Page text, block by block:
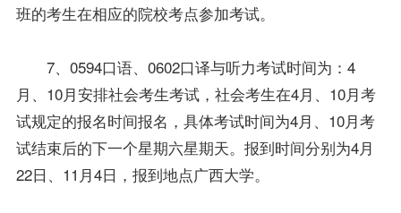
班的考生在相应的院校考点参加考试。
7、0594口语、0602口译与听力考试时间为：4
月、10月安排社会考生考试，社会考生在4月、10月考
试规定的报名时间报名，具体考试时间为4月、10月考
试结束后的下一个星期六星期天。报到时间分别为4月
22日、11月4日，报到地点广西大学。